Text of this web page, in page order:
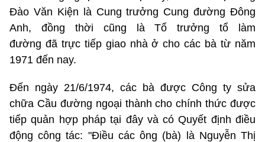
Đào Văn Kiện là Cung trưởng Cung đường Đông
Anh, đồng thời cũng là Tổ trưởng tổ làm
đường đã trực tiếp giao nhà ở cho các bà từ năm
1971 đến nay.
Đến ngày 21/6/1974, các bà được Công ty sửa
chữa Cầu đường ngoại thành cho chính thức được
tiếp quản hợp pháp tại đây và có Quyết định điều
động công tác: "Điều các ông (bà) là Nguyễn Thị